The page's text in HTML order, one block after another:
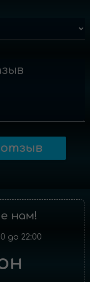
нам!
до 22:00